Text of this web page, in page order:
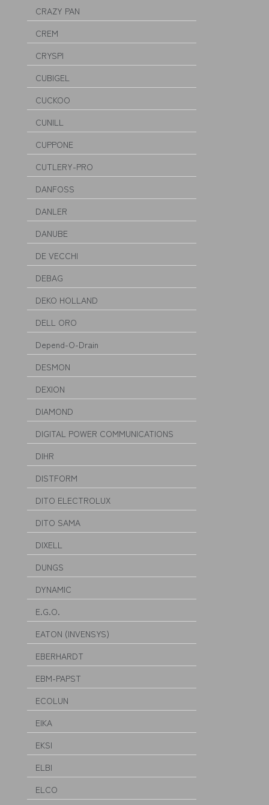
CRAZY PAN
CREM
CRYSPI
CUBIGEL
CUCKOO
CUNILL
CUPPONE
CUTLERY-PRO
DANFOSS
DANLER
DANUBE
DE VECCHI
DEBAG
DEKO HOLLAND
DELL ORO
Depend-O-Drain
DESMON
DEXION
DIAMOND
DIGITAL POWER COMMUNICATIONS
DIHR
DISTFORM
DITO ELECTROLUX
DITO SAMA
DIXELL
DUNGS
DYNAMIC
E.G.O.
EATON (INVENSYS)
EBERHARDT
EBM-PAPST
ECOLUN
EIKA
EKSI
ELBI
ELCO